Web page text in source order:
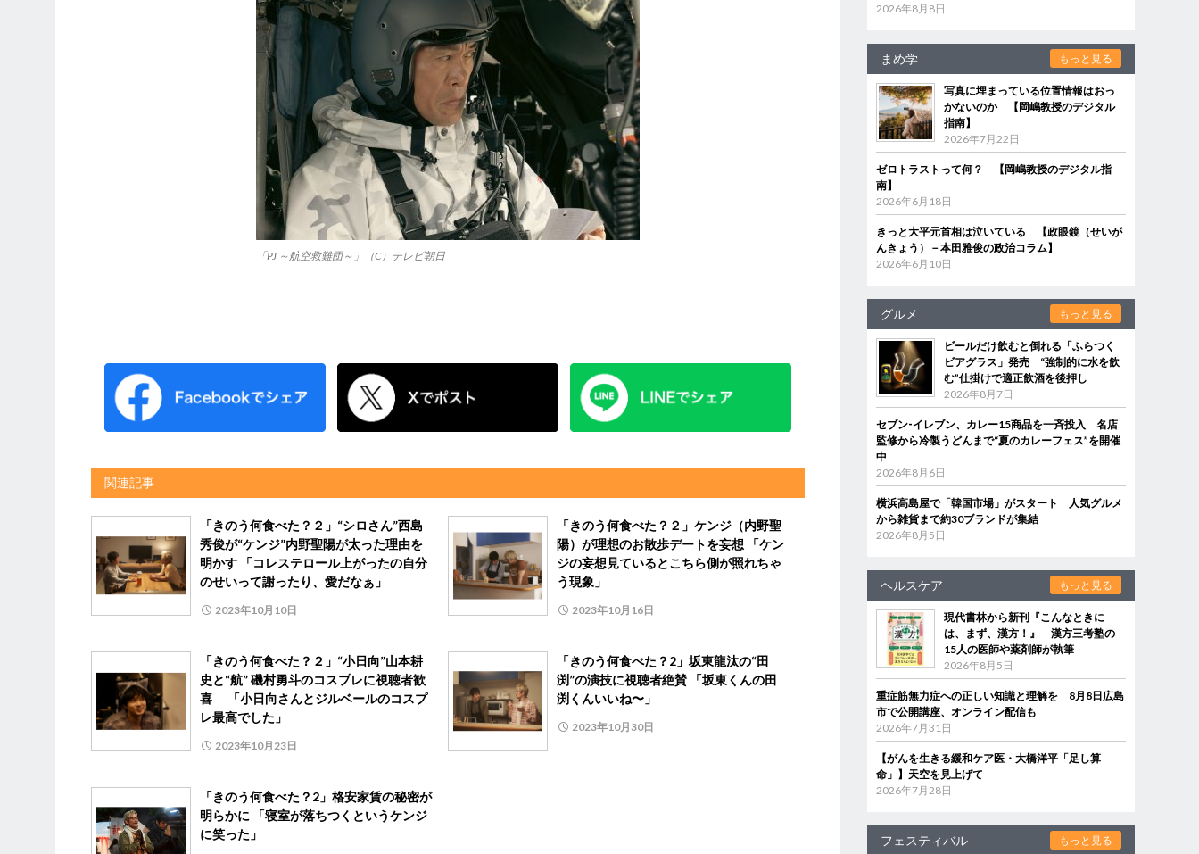
「PJ ～航空救難団～」（C）テレビ朝日
関連記事
「きのう何食べた？２」“シロさん”西島
秀俊が“ケンジ”内野聖陽が太った理由を
明かす 「コレステロール上がったの自分
のせいって謝ったり、愛だなぁ」
2023年10月10日
「きのう何食べた？２」ケンジ（内野聖
陽）が理想のお散歩デートを妄想 「ケン
ジの妄想見ているとこちら側が照れちゃ
う現象」
2023年10月16日
「きのう何食べた？２」“小日向”山本耕
史と“航” 磯村勇斗のコスプレに視聴者歓
喜 「小日向さんとジルベールのコスプ
レ最高でした」
2023年10月23日
「きのう何食べた？2」坂東龍汰の“田
渕”の演技に視聴者絶賛 「坂東くんの田
渕くんいいね︎〜」
2023年10月30日
「きのう何食べた？2」格安家賃の秘密が
明らかに 「寝室が落ちつくというケンジ
に笑った」
2026年8月8日
まめ学 もっと見る
写真に埋まっている位置情報はおっ
かないのか 【岡嶋教授のデジタル
指南】
2026年7月22日
ゼロトラストって何？ 【岡嶋教授のデジタル指
南】
2026年6月18日
きっと大平元首相は泣いている 【政眼鏡（せいが
んきょう）－本田雅俊の政治コラム】
2026年6月10日
グルメ もっと見る
ビールだけ飲むと倒れる「ふらつく
ビアグラス」発売 “強制的に水を飲
む”仕掛けで適正飲酒を後押し
2026年8月7日
セブン‐イレブン、カレー15商品を一斉投入 名店
監修から冷製うどんまで“夏のカレーフェス”を開催
中
2026年8月6日
横浜高島屋で「韓国市場」がスタート 人気グルメ
から雑貨まで約30ブランドが集結
2026年8月5日
ヘルスケア もっと見る
現代書林から新刊『こんなときに
は、まず、漢方！』 漢方三考塾の
15人の医師や薬剤師が執筆
2026年8月5日
重症筋無力症への正しい知識と理解を 8月8日広島
市で公開講座、オンライン配信も
2026年7月31日
【がんを生きる緩和ケア医・大橋洋平「足し算
命」】天空を見上げて
2026年7月28日
フェスティバル もっと見る